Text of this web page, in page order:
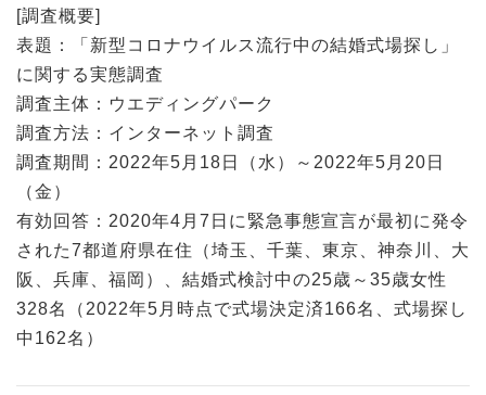
[調査概要]
表題：「新型コロナウイルス流行中の結婚式場探し」
に関する実態調査
調査主体：ウエディングパーク
調査方法：インターネット調査
調査期間：2022年5月18日（水）～2022年5月20日
（金）
有効回答：2020年4月7日に緊急事態宣言が最初に発令
された7都道府県在住（埼玉、千葉、東京、神奈川、大
阪、兵庫、福岡）、結婚式検討中の25歳～35歳女性
328名（2022年5月時点で式場決定済166名、式場探し
中162名）